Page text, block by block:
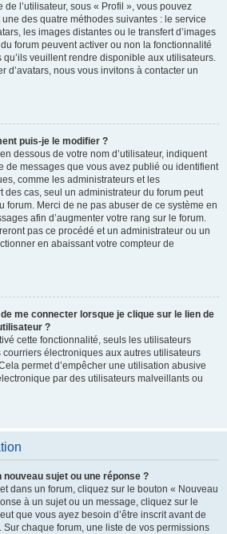
l’utilisateur, sous « Profil », vous pouvez
des quatre méthodes suivantes : le service
les images distantes ou le transfert d’images
forum peuvent activer ou non la fonctionnalité
veuillent rendre disponible aux utilisateurs.
d’avatars, nous vous invitons à contacter un
puis-je le modifier ?
dessous de votre nom d’utilisateur, indiquent
de messages que vous avez publié ou identifient
comme les administrateurs et les
des cas, seul un administrateur du forum peut
forum. Merci de ne pas abuser de ce système en
afin d’augmenter votre rang sur le forum.
pas ce procédé et un administrateur ou un
en abaissant votre compteur de
me connecter lorsque je clique sur le lien de
?
cette fonctionnalité, seuls les utilisateurs
électroniques aux autres utilisateurs
permet d’empêcher une utilisation abusive
par des utilisateurs malveillants ou
sujet ou une réponse ?
dans un forum, cliquez sur le bouton « Nouveau
à un sujet ou un message, cliquez sur le
que vous ayez besoin d’être inscrit avant de
chaque forum, une liste de vos permissions